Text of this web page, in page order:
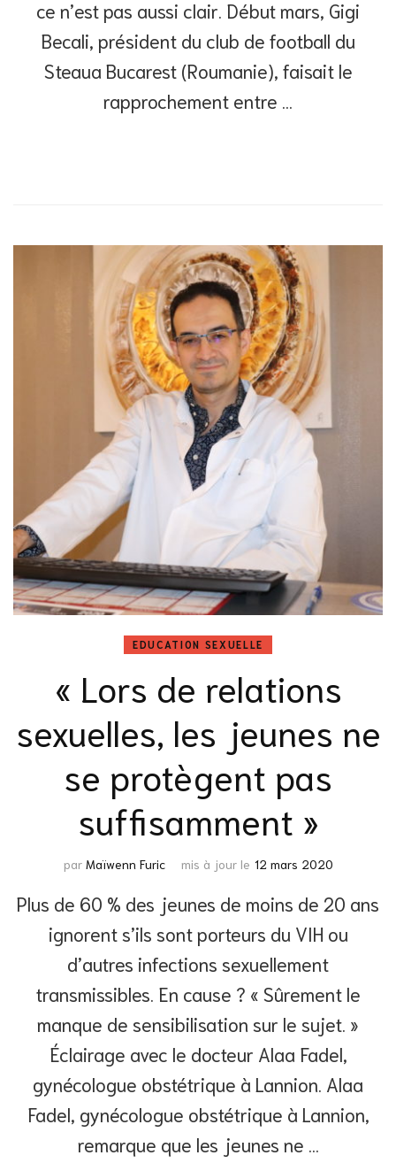
ce n’est pas aussi clair. Début mars, Gigi
Becali, président du club de football du
Steaua Bucarest (Roumanie), faisait le
rapprochement entre …
EDUCATION SEXUELLE
« Lors de relations
sexuelles, les jeunes ne
se protègent pas
suffisamment »
par Maïwenn Furic mis à jour le 12 mars 2020
Plus de 60 % des jeunes de moins de 20 ans
ignorent s’ils sont porteurs du VIH ou
d’autres infections sexuellement
transmissibles. En cause ? « Sûrement le
manque de sensibilisation sur le sujet. »
Éclairage avec le docteur Alaa Fadel,
gynécologue obstétrique à Lannion. Alaa
Fadel, gynécologue obstétrique à Lannion,
remarque que les jeunes ne …